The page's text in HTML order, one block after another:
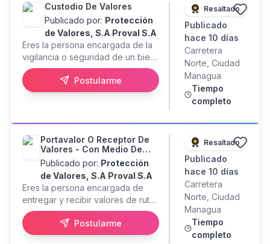
puestos de conducción de
vehículos livianos y camiones de
8 y 12 toneladas - Licencia de
conducir vigente con categoría 3,
4A y 5A - Preferiblemente
Bachiller - Disponibilidad
inmediata - Residir en Managua -
Preferiblemente que disponga de
Custodio De Valores
Publicado por: Protección
de Valores, S.A Proval S.A
Eres la persona encargada de la
vigilancia o seguridad de un bien
o instalación de la empresa.
Trabaja en el marco de
procedimientos y directrices
años de experiencia en puestos
similares a vigilancia, resguardo y
protección de activos -
Indispensable Licencia Daem y
Acreditación vigentes -
Preferiblemente Bachiller no
indispensable - Preferiblemente
Disponibilidad inmediata - Residir
en Managua indispensable -
Postularme
Resaltado
Publicado
hace 10 días
Carretera
Norte, Ciudad
Managua
Tiempo
completo
Portavalor O Receptor De
Valores - Con Medio De
Transporte Propio
Publicado por: Protección
de Valores, S.A Proval S.A
Eres la persona encargada de
entregar y recibir valores de rutas
de recolección así como la
atención de los requerimientos de
nuestros clientes y la satisfacción
Postularme
Resaltado
Publicado
hace 10 días
Carretera
Norte, Ciudad
Managua
Tiempo
completo